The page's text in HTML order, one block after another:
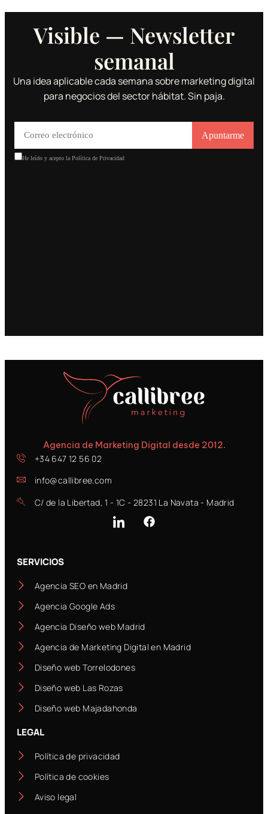
Visible — Newsletter
semanal
Una idea aplicable cada semana sobre marketing digital
para negocios del sector hábitat. Sin paja.
Agencia de Marketing Digital desde 2012.
+34 647 12 56 02
info@callibree.com
C/ de la Libertad, 1 - 1C - 28231 La Navata - Madrid
SERVICIOS
Agencia SEO en Madrid
Agencia Google Ads
Agencia Diseño web Madrid
Agencia de Marketing Digital en Madrid
Diseño web Torrelodones
Diseño web Las Rozas
Diseño web Majadahonda
LEGAL
Política de privacidad
Política de cookies
Aviso legal